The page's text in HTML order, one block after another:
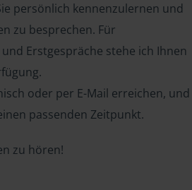
persönlich kennenzulernen und
zu besprechen. Für
Erstgespräche stehe ich Ihnen
oder per E-Mail erreichen, und
passenden Zeitpunkt.
zu hören!